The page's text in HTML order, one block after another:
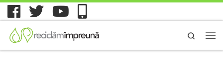
Search